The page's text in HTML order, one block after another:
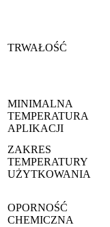
TRWAŁOŚĆ
MINIMALNA
TEMPERATURA
APLIKACJI
ZAKRES
TEMPERATURY
UŻYTKOWANIA
OPORNOŚĆ
CHEMICZNA